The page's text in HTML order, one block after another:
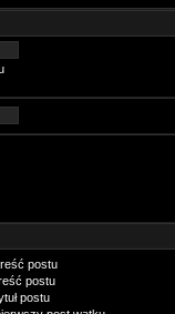
postu
postu
postu